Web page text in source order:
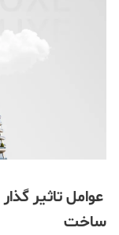
عوامل تاثیر
ساخت